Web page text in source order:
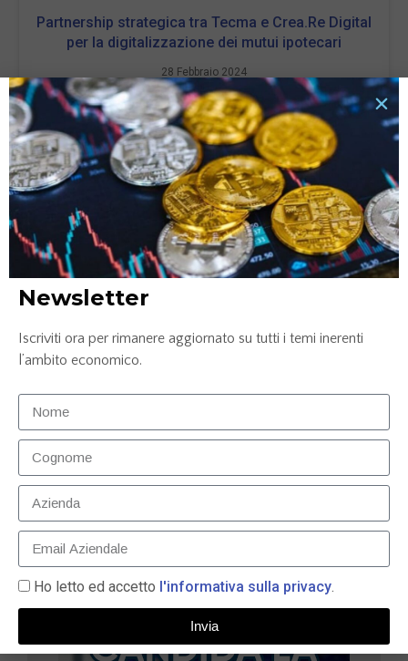
Partnership strategica tra Tecma e Crea.Re Digital
per la digitalizzazione dei mutui ipotecari
28 Febbraio 2024
LEGGI TUTTO »
Palucart trionfa a Le Fonti Awards 2023
LEGGI TUTTO »
Newsletter
Iscriviti ora per rimanere aggiornato su tutti i temi inerenti
l’ambito economico.
Ho letto ed accetto l'informativa sulla privacy.
Invia